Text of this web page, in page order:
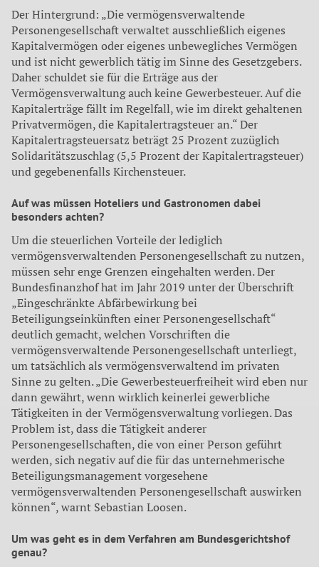
Der Hintergrund: „Die vermögensverwaltende
Personengesellschaft verwaltet ausschließlich eigenes
Kapitalvermögen oder eigenes unbewegliches Vermögen
und ist nicht gewerblich tätig im Sinne des Gesetzgebers.
Daher schuldet sie für die Erträge aus der
Vermögensverwaltung auch keine Gewerbesteuer. Auf die
Kapitalerträge fällt im Regelfall, wie im direkt gehaltenen
Privatvermögen, die Kapitalertragsteuer an.“ Der
Kapitalertragsteuersatz beträgt 25 Prozent zuzüglich
Solidaritätszuschlag (5,5 Prozent der Kapitalertragsteuer)
und gegebenenfalls Kirchensteuer.
Auf was müssen Hoteliers und Gastronomen dabei
besonders achten?
Um die steuerlichen Vorteile der lediglich
vermögensverwaltenden Personengesellschaft zu nutzen,
müssen sehr enge Grenzen eingehalten werden. Der
Bundesfinanzhof hat im Jahr 2019 unter der Überschrift
„Eingeschränkte Abfärbewirkung bei
Beteiligungseinkünften einer Personengesellschaft“
deutlich gemacht, welchen Vorschriften die
vermögensverwaltende Personengesellschaft unterliegt,
um tatsächlich als vermögensverwaltend im privaten
Sinne zu gelten. „Die Gewerbesteuerfreiheit wird eben nur
dann gewährt, wenn wirklich keinerlei gewerbliche
Tätigkeiten in der Vermögensverwaltung vorliegen. Das
Problem ist, dass die Tätigkeit anderer
Personengesellschaften, die von einer Person geführt
werden, sich negativ auf die für das unternehmerische
Beteiligungsmanagement vorgesehene
vermögensverwaltenden Personengesellschaft auswirken
können“, warnt Sebastian Loosen.
Um was geht es in dem Verfahren am Bundesgerichtshof
genau?